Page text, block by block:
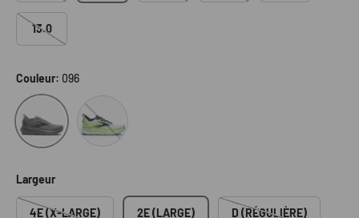
13.0
Couleur: 096
096
Largeur
4E (X-LARGE) 2E (LARGE) D (RÉGULIÈRE)